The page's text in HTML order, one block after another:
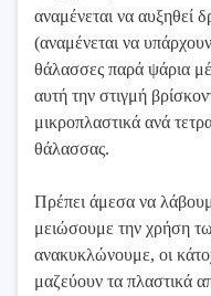
αναμένεται να αυξηθεί
(αναμένεται να
θάλασσες παρά ψάρια
αυτή την στιγμή
μικροπλαστικά ανά
θάλασσας.
Πρέπει άμεσα να
μειώσουμε την χρήση
ανακυκλώνουμε, οι
μαζεύουν τα πλαστικά